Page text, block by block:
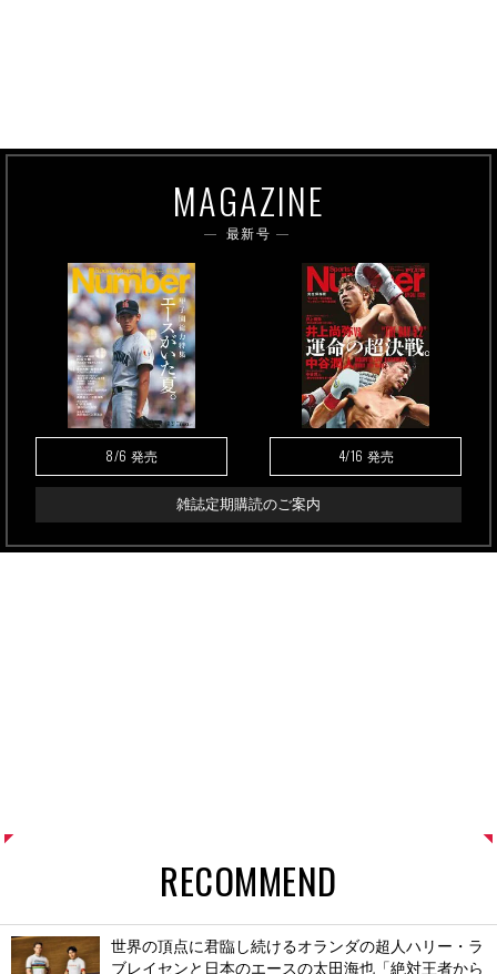
MAGAZINE
最新号
8/6 発売 4/16 発売
雑誌定期購読のご案内
RECOMMEND
世界の頂点に君臨し続けるオランダの超人ハリー・ラ
ブレイセンと日本のエースの太田海也「絶対王者から